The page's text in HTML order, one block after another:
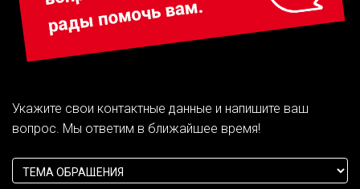
Укажите свои контактные данные и напишите ваш
вопрос. Мы ответим в ближайшее время!